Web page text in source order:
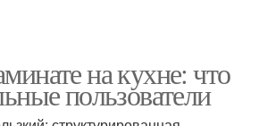
на кухне: что
пользователи